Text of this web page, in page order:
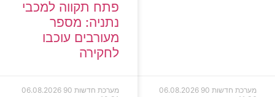
מערכת חדשות 90
06.08.2026
פתח תקווה למכבי
נתניה: מספר
מעורבים עוכבו
לחקירה
מערכת חדשות 90
06.08.2026